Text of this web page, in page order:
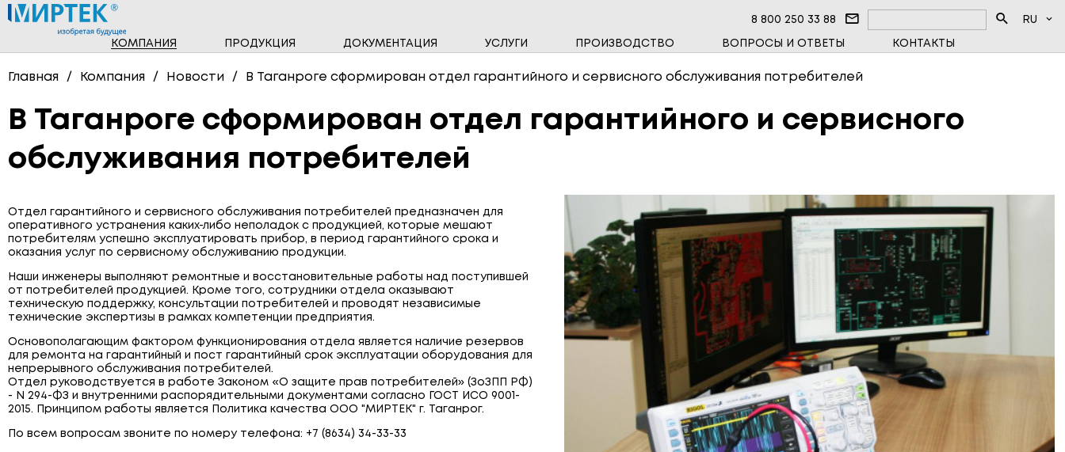
8 800 250 33 88 RU
КОМПАНИЯ
НОВОСТИ ИНФОЦЕНТР
ПРОДУКЦИЯ
ПРОГРАММНОЕ ОБЕСПЕЧЕНИЕ ОДНОФАЗНЫЕ СЧЁТЧИКИ
СЧЁТЧИКИ ГАЗА СИСТЕМЫ ПЕРЕДАЧИ ДАННЫХ ЩИТОВОЕ ОБОРУДОВАНИЕ
ПОВЕРОЧНЫЕ УСТАНОВКИ
ДОКУМЕНТАЦИЯ УСЛУГИ ПРОИЗВОДСТВО ВОПРОСЫ И ОТВЕТЫ КОНТАКТЫ
Главная Компания Новости В Таганроге сформирован отдел гарантийного и сервисного обслуживания потребителей
В Таганроге сформирован отдел гарантийного и сервисного
обслуживания потребителей
Отдел гарантийного и сервисного обслуживания потребителей предназначен для
оперативного устранения каких-либо неполадок с продукцией, которые мешают
потребителям успешно эксплуатировать прибор, в период гарантийного срока и
оказания услуг по сервисному обслуживанию продукции.
Наши инженеры выполняют ремонтные и восстановительные работы над поступившей
от потребителей продукцией. Кроме того, сотрудники отдела оказывают
техническую поддержку, консультации потребителей и проводят независимые
технические экспертизы в рамках компетенции предприятия.
Основополагающим фактором функционирования отдела является наличие резервов
для ремонта на гарантийный и пост гарантийный срок эксплуатации оборудования для
непрерывного обслуживания потребителей.
Отдел руководствуется в работе Законом «О защите прав потребителей» (ЗоЗПП РФ)
- N 294-ФЗ и внутренними распорядительными документами согласно ГОСТ ИСО 9001-
2015. Принципом работы является Политика качества ООО "МИРТЕК" г. Таганрог.
По всем вопросам звоните по номеру телефона: +7 (8634) 34-33-33